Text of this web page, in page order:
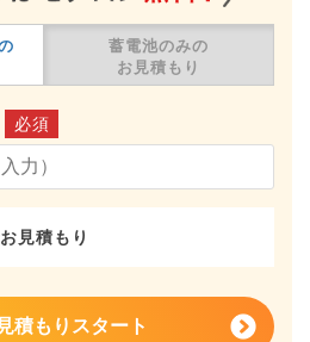
蓄電池のみの
お見積もり
必須
見積もり
積もりスタート